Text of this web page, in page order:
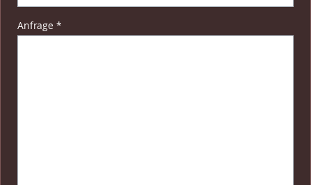
Pflichtfeld
Anfrage *